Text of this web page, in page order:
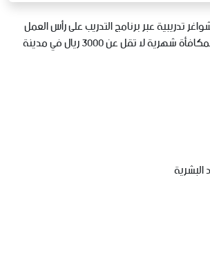
تدريبية عبر برنامج التدريب على رأس العمل
(تمهير) لمدة 6 أشهر بمكافأة شهرية لا تقل عن 3000 ريال في مدينة
البشرية